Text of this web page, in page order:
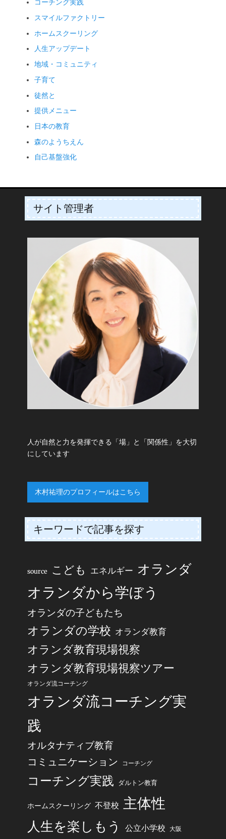
コーチング実践
スマイルファクトリー
ホームスクーリング
人生アップデート
地域・コミュニティ
子育て
徒然と
提供メニュー
日本の教育
森のようちえん
自己基盤強化
サイト管理者
人が自然と力を発揮できる「場」と「関係性」を大切
にしています
木村祐理のプロフィールはこちら
キーワードで記事を探す
source こども エネルギー オランダ
オランダから学ぼう
オランダの子どもたち
オランダの学校 オランダ教育
オランダ教育現場視察
オランダ教育現場視察ツアー
オランダ流コーチング
オランダ流コーチング実
践
オルタナティブ教育
コミュニケーション コーチング
コーチング実践 ダルトン教育
ホームスクーリング 不登校 主体性
人生を楽しもう 公立小学校 大阪